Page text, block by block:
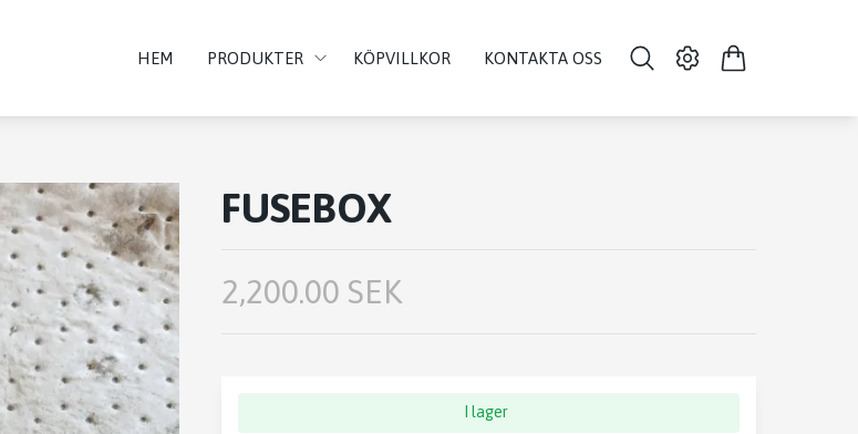
HEM PRODUKTER KÖPVILLKOR KONTAKTA OSS
FUSEBOX
2,200.00 SEK
I lager